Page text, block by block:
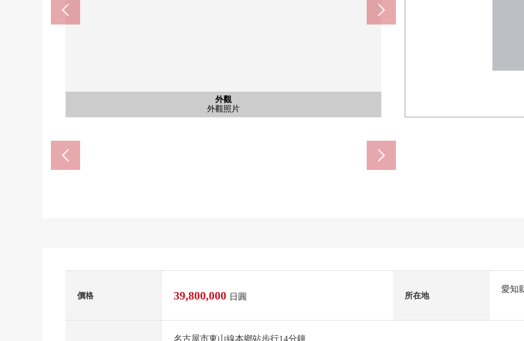
外觀
外觀照片
客廳
客廳飯廳
廚房
廚房空間
洗臉
盥洗台
公共汽車
浴室
客廳
客廳飯廳
客廳
客廳飯廳
客廳
客廳飯廳
廚房
廚房
廚房
廚房
洗臉
洗臉，脫衣服的室
室內
2樓西式房間
室內
2樓西式房間
室內
2樓西式房間
室內
2樓西式房間
室內
2樓西式房間
室內
2樓西式房間
陽台
陽台
廁所
廁所
門口
門口
院子
院子空間
停車場
停車位
停車場
停車位
外觀
外觀照片
價格 39,800,000 日圓 所在地
愛知
名古屋市東山線本鄉站步行14分鐘